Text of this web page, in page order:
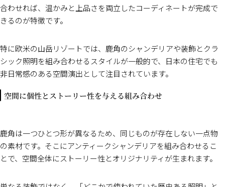
合わせれば、温かみと上品さを両立したコーディネートが完成で
きるのが特徴です。
特に欧米の山岳リゾートでは、鹿角のシャンデリアや装飾とクラ
シック照明を組み合わせるスタイルが一般的で、日本の住宅でも
非日常感のある空間演出として注目されています。
空間に個性とストーリー性を与える組み合わせ
鹿角は一つひとつ形が異なるため、同じものが存在しない一点物
の素材です。そこにアンティークシャンデリアを組み合わせるこ
とで、空間全体にストーリー性とオリジナリティが生まれます。